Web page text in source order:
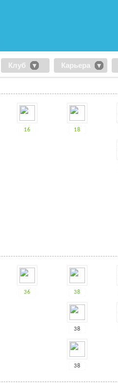
Клуб Карьера
16 18
36 38
38
38